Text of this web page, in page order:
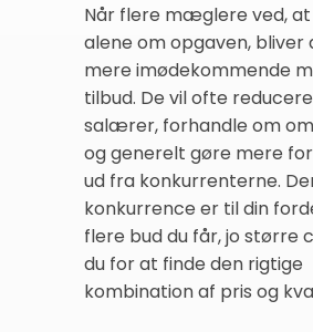
Når flere mæglere ved, at
alene om opgaven, bliver
mere imødekommende
tilbud. De vil ofte
salærer, forhandle om
og generelt gøre mere
ud fra konkurrenterne.
konkurrence er til din
flere bud du får, jo større
du for at finde den rigtige
kombination af pris og